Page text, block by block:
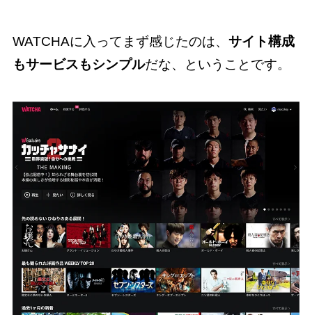
WATCHAに入ってまず感じたのは、 サイト構成
もサービスもシンプルだな、ということです。